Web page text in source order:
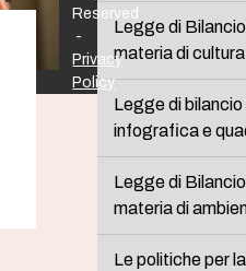
Legge di
materia di
Legge di
infografica e
Legge di
materia di
Le politiche per
Reserved
-
Privacy
Policy